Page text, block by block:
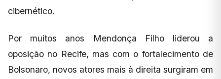
cibernético.
Por muitos anos Mendonça Filho liderou a
oposição no Recife, mas com o fortalecimento de
Bolsonaro, novos atores mais à direita surgiram em